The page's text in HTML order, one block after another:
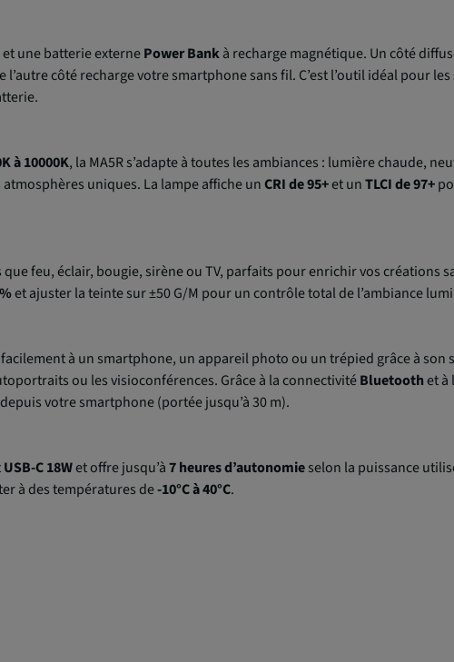
et une batterie externePower Bankà recharge magnétique. Un côté
côté recharge votre smartphone sans fil. C’est l’outil idéal pour les
à 10000K, la MA5R s’adapte à toutes les ambiances : lumière chaude,
uniques. La lampe affiche unCRI de 95+et unTLCI de 97+
que feu, éclair, bougie, sirène ou TV, parfaits pour enrichir vos créations
et ajuster la teinte sur ±50 G/M pour un contrôle total de l’ambiance
facilement à un smartphone, un appareil photo ou un trépied grâce à
ou les visioconférences. Grâce à la connectivitéBluetoothet à
votre smartphone (portée jusqu’à 30 m).
USB-C 18Wet offre jusqu’à7 heures d’autonomieselon la puissance
à des températures de-10°C à 40°C.